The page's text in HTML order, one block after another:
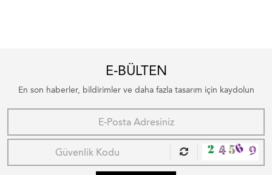
E-BÜLTEN
En son haberler, bildirimler ve daha fazla tasarım için kaydolun